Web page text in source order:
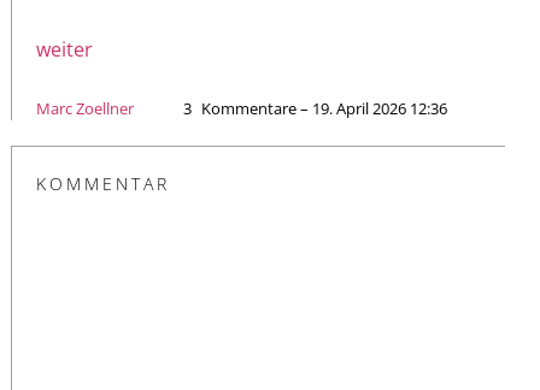
weiter
Marc Zoellner 3 Kommentare – 19. April 2026 12:36
KOMMENTAR